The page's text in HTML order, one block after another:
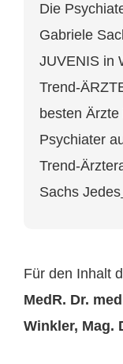
Die
Gabriele
JUVENIS in
Trend-
besten
Psychiater
Trend-
Sachs Jedes
Für den Inhalt
MedR. Dr.
Winkler, Mag.